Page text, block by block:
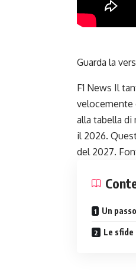
Guarda la
F1 News Il
velocemente
alla tabella di
il 2026.
del 2027.
Un
Le